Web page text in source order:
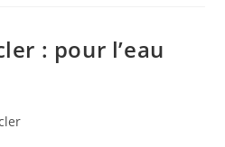
: pour l’eau